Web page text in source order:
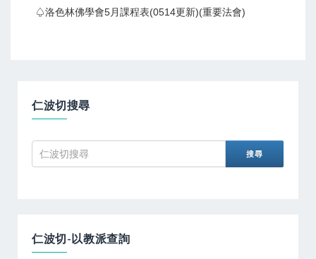
♤洛色林佛學會5月課程表(0514更新)(重要法會)
仁波切搜尋
仁波切-以教派查詢